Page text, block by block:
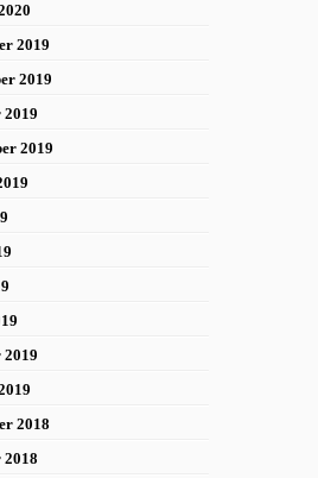
2019
2019
2019
2019
2018
2018